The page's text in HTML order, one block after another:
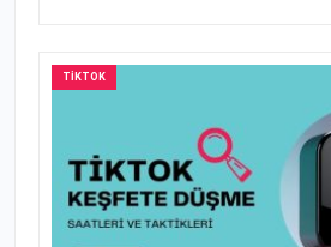
TIKTOK